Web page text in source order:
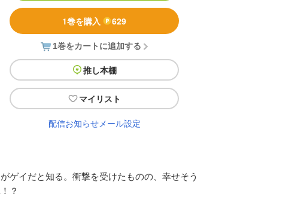
1巻を購入 629
1巻をカートに追加する
推し本棚
マイリスト
配信お知らせメール設定
ゲイだと知る。衝撃を受けたものの、幸せそう
？